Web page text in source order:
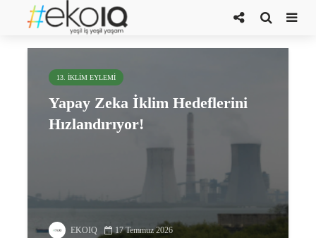
enerji talebi
13. İKLIM EYLEMI
Yapay Zeka İklim Hedeflerini
Hızlandırıyor!
EKOIQ 17 Temmuz 2026